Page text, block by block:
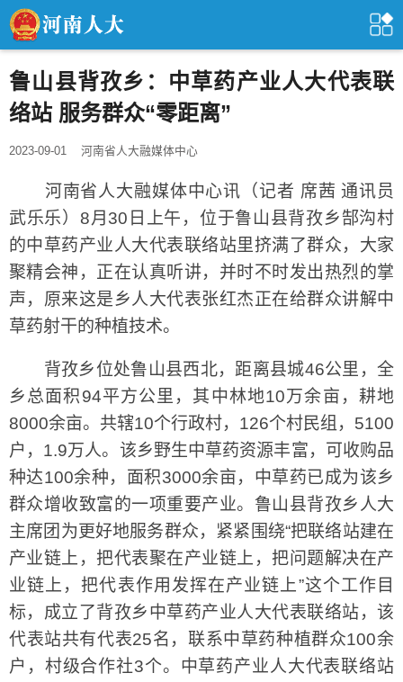
鲁山县背孜乡：中草药产业人大代表联
络站 服务群众“零距离”
2023-09-01 河南省人大融媒体中心
河南省人大融媒体中心讯（记者 席茜 通讯员
武乐乐）8月30日上午，位于鲁山县背孜乡郜沟村
的中草药产业人大代表联络站里挤满了群众，大家
聚精会神，正在认真听讲，并时不时发出热烈的掌
声，原来这是乡人大代表张红杰正在给群众讲解中
草药射干的种植技术。
背孜乡位处鲁山县西北，距离县城46公里，全
乡总面积94平方公里，其中林地10万余亩，耕地
8000余亩。共辖10个行政村，126个村民组，5100
户，1.9万人。该乡野生中草药资源丰富，可收购品
种达100余种，面积3000余亩，中草药已成为该乡
群众增收致富的一项重要产业。鲁山县背孜乡人大
主席团为更好地服务群众，紧紧围绕“把联络站建在
产业链上，把代表聚在产业链上，把问题解决在产
业链上，把代表作用发挥在产业链上”这个工作目
标，成立了背孜乡中草药产业人大代表联络站，该
代表站共有代表25名，联系中草药种植群众100余
户，村级合作社3个。中草药产业人大代表联络站